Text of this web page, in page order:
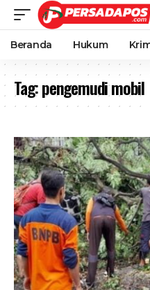
Beranda Hukum
Tag:pengemudi mobil